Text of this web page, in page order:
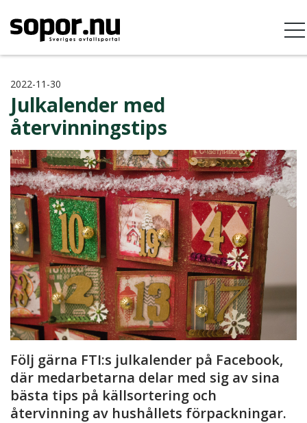
2022-11-30
Julkalender med
återvinningstips
Följ gärna FTI:s julkalender på Facebook,
där medarbetarna delar med sig av sina
bästa tips på källsortering och
återvinning av hushållets förpackningar.